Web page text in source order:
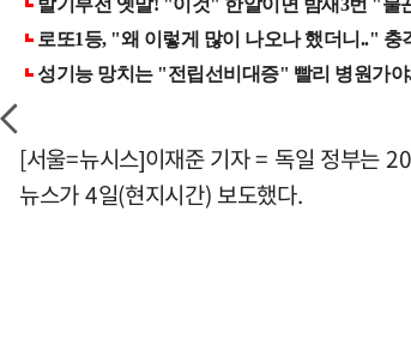
[서울=뉴시스]이재준 기자 = 독일 정부는
뉴스가 4일(현지시간) 보도했다.